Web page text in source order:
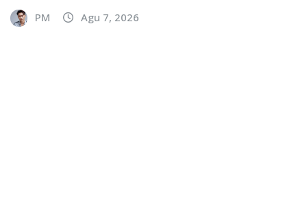
PM Agu 7, 2026